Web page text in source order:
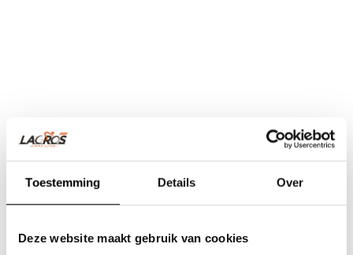
Toestemming Details Over
Deze website maakt gebruik van cookies
Team Lacros